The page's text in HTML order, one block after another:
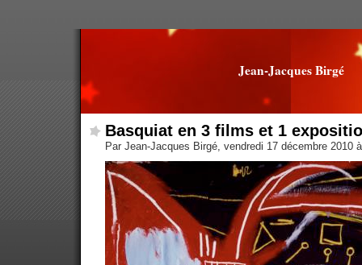
Jean-Jacques Birgé
Basquiat en 3 films et 1
Par Jean-Jacques Birgé, vendredi 17 décembre 2010